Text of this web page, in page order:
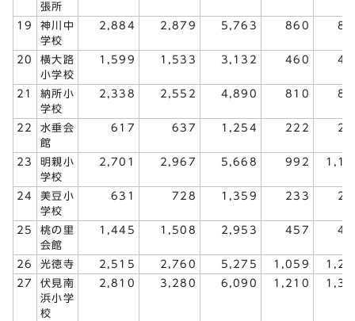
張所
19
神川中
学校
2,884 2,879 5,763 860
20
横大路
小学校
1,599 1,533 3,132 460
21
納所小
学校
2,338 2,552 4,890 810
22
水垂会
館
617 637 1,254 222
23
明親小
学校
2,701 2,967 5,668 992
24
美豆小
学校
631 728 1,359 233
25
桃の里
会館
1,445 1,508 2,953 457
26 光徳寺 2,515 2,760 5,275 1,059
27
伏見南
浜小学
校
2,810 3,280 6,090 1,210